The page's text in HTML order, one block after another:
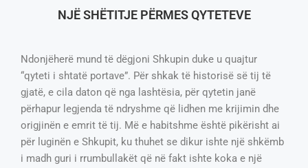
NJË SHËTITJE PËRMES QYTETEVE
Ndonjëherë mund të dëgjoni Shkupin duke u quajtur
“qyteti i shtatë portave”. Për shkak të historisë së tij të
gjatë, e cila daton që nga lashtësia, për qytetin janë
përhapur legjenda të ndryshme që lidhen me krijimin dhe
origjinën e emrit të tij. Më e habitshme është pikërisht ai
për luginën e Shkupit, ku thuhet se dikur ishte një shkëmb
i madh guri i rrumbullakët që në fakt ishte koka e një